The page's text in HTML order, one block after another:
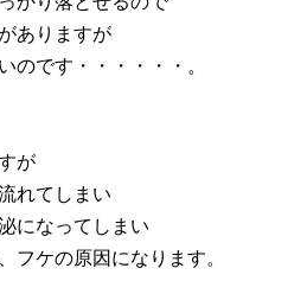
ありますが
のです・・・・・・。
が
れてしまい
になってしまい
フケの原因になります。